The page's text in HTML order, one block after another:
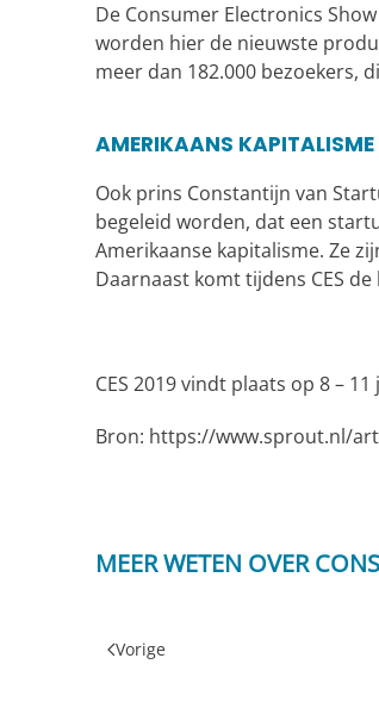
De Consumer Electronics
worden hier de nieuwste
meer dan 182.000 bezoekers,
AMERIKAANS KAPITALISME
Ook prins Constantijn van
begeleid worden, dat een
Amerikaanse kapitalisme. Ze
Daarnaast komt tijdens CES
CES 2019 vindt plaats op 8 –
Bron: https://www.sprout.nl/
MEER WETEN OVER
Vorige